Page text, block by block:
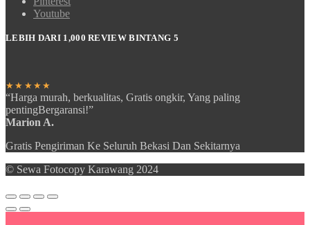
Youtube
LEBIH DARI 1,000 REVIEW BINTANG 5
★★★★★
“Harga murah, berkualitas, Gratis ongkir, Yang paling
pentingBergaransi!”
Marion A.
Gratis Pengiriman Ke Seluruh Bekasi Dan Sekitarnya
© Sewa Fotocopy Karawang 2024